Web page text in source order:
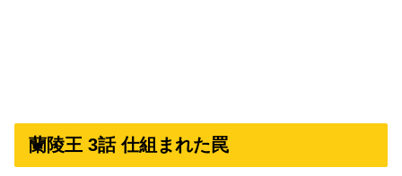
蘭陵王 3話 仕組まれた罠